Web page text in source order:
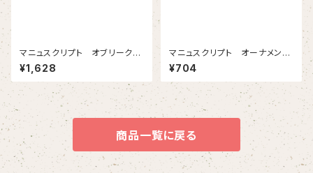
マニュスクリプト オブリークホ
ルダー ブラック
¥1,628
マニュスクリプト オーナメンタ
ル４００ 1.5mm 2本入
¥704
商品一覧に戻る